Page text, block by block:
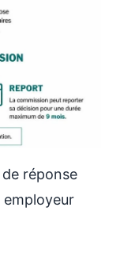
réponse
employeur